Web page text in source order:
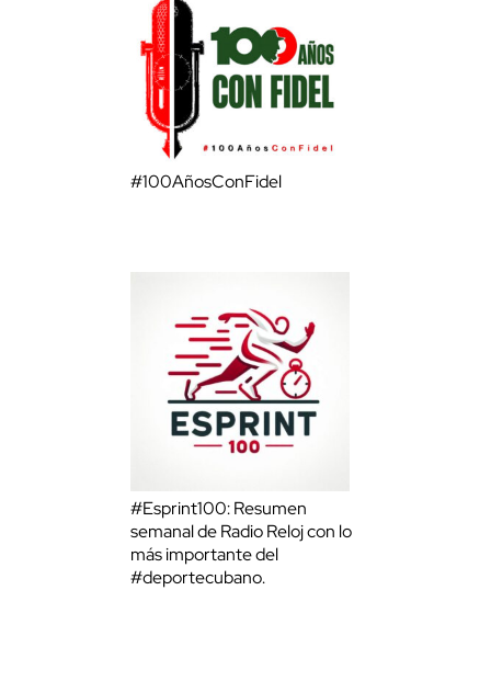
#100AñosConFidel
#Esprint100: Resumen
semanal de Radio Reloj con lo
más importante del
#deportecubano.